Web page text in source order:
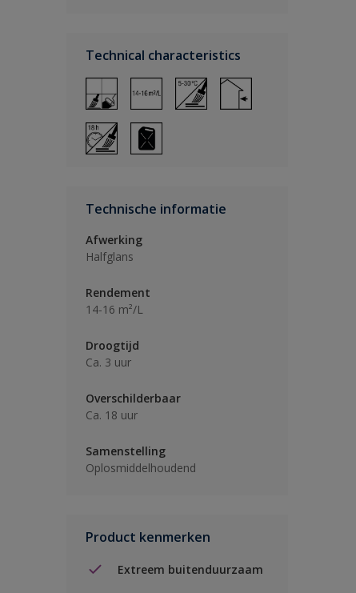
Technical characteristics
Technische informatie
Afwerking
Halfglans
Rendement
14-16 m²/L
Droogtijd
Ca. 3 uur
Overschilderbaar
Ca. 18 uur
Samenstelling
Oplosmiddelhoudend
Product kenmerken
Extreem buitenduurzaam